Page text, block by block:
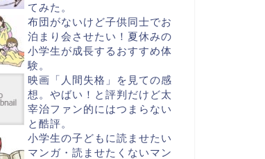
てみた。
布団がないけど子供同士でお
泊まり会させたい！夏休みの
小学生が成長するおすすめ体
験。
映画「人間失格」を見ての感
想。やばい！と評判だけど太
宰治ファン的にはつまらない
と酷評。
小学生の子どもに読ませたい
マンガ・読ませたくないマン